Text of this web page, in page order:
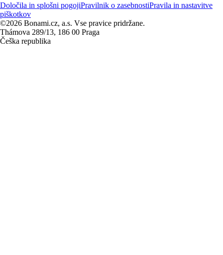
Določila in splošni pogojiPravilnik o zasebnostiPravila in nastavitve
piškotkov
©2026 Bonami.cz, a.s. Vse pravice pridržane.
Thámova 289/13, 186 00 Praga
Češka republika